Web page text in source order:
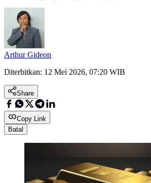
Arthur Gideon
Diterbitkan: 12 Mei 2026, 07:20 WIB
Share
Copy Link
Batal